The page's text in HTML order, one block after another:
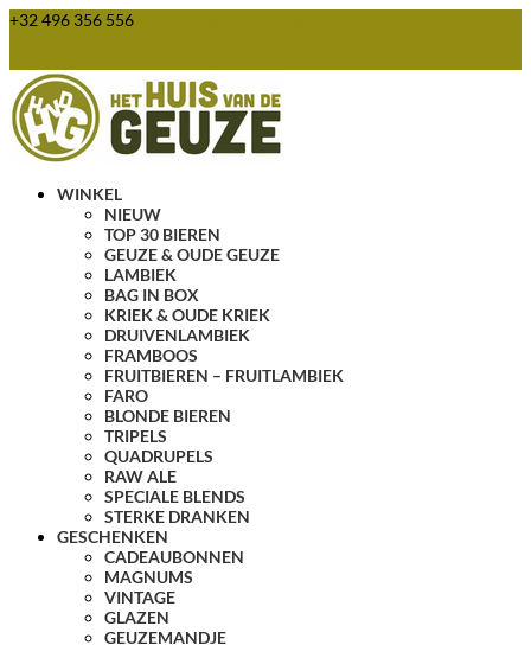
+32 496 356 556
WINKEL
NIEUW
TOP 30 BIEREN
GEUZE & OUDE GEUZE
LAMBIEK
BAG IN BOX
KRIEK & OUDE KRIEK
DRUIVENLAMBIEK
FRAMBOOS
FRUITBIEREN – FRUITLAMBIEK
FARO
BLONDE BIEREN
TRIPELS
QUADRUPELS
RAW ALE
SPECIALE BLENDS
STERKE DRANKEN
GESCHENKEN
CADEAUBONNEN
MAGNUMS
VINTAGE
GLAZEN
GEUZEMANDJE